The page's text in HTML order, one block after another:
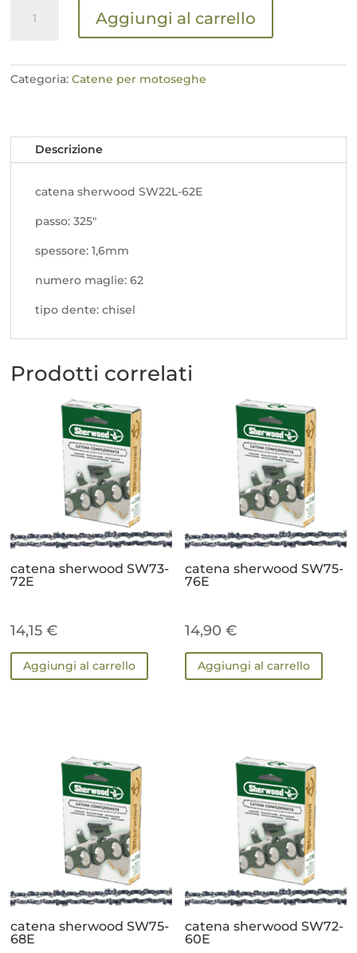
sherwood
quantità
Aggiungi al carrello
Categoria:Catene per motoseghe
Descrizione
catena sherwood SW22L-62E
passo: 325"
spessore: 1,6mm
numero maglie: 62
tipo dente: chisel
Prodotti correlati
catena sherwood SW73-
72E
14,15€
Aggiungi al carrello
catena sherwood SW75-
76E
14,90€
Aggiungi al carrello
catena sherwood SW75-
68E
catena sherwood SW72-
60E